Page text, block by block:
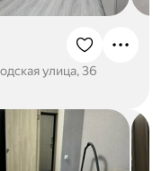
улица, 36